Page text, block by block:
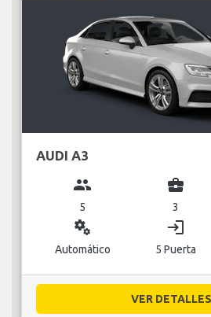
AUDI A3
group
5
business_center
3
miscellaneous_services
Automático
login
5 Puerta
VER